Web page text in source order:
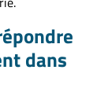
dans